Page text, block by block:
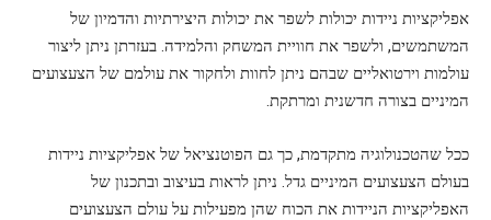
אפליקציות ניידות יכולות לשפר את יכולות היצירתיות והדמיון של
המשתמשים, ולשפר את חוויית המשחק והלמידה. בעזרתן ניתן ליצור
עולמות וירטואליים שבהם ניתן לחוות ולחקור את עולמם של הצעצועים
המיניים בצורה חדשנית ומרתקת.
ככל שהטכנולוגיה מתקדמת, כך גם הפוטנציאל של אפליקציות ניידות
בעולם הצעצועים המיניים גדל. ניתן לראות בעיצוב ובתכנון של
האפליקציות הניידות את הכוח שהן מפעילות על עולם הצעצועים